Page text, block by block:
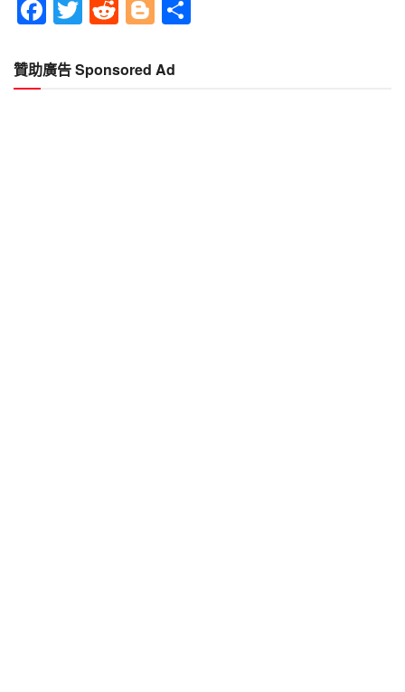
Facebook
Twitter
RedditBlogger
贊助廣告 Sponsored Ad